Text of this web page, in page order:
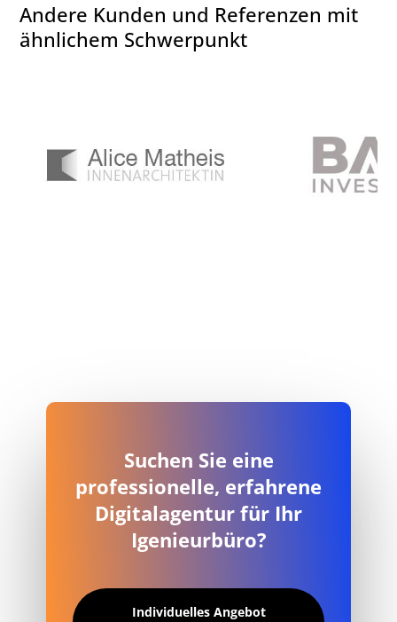
Andere Kunden und Referenzen mit
ähnlichem Schwerpunkt
Alice Matheis |
Innenarchitektin, Bad Honnef
bei Bonn
B.A.B. Real
GmbH,
Suchen Sie eine
professionelle, erfahrene
Digitalagentur für Ihr
Igenieurbüro?
Individuelles Angebot